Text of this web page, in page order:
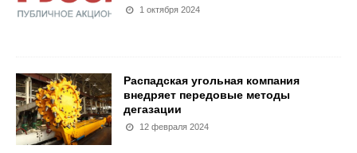
1 октября 2024
Распадская угольная компания
внедряет передовые методы
дегазации
12 февраля 2024